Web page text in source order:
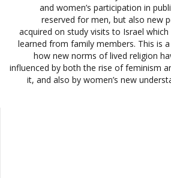
and women’s participation in
reserved for men, but also new
acquired on study visits to Israel
learned from family members. This is
how new norms of lived religion
influenced by both the rise of feminism
it, and also by women’s new